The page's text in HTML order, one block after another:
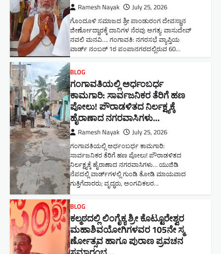
Ramesh Nayak July 25, 2026
ಗೊಂದೂಳಿ ಸಮಾಜದ ಶ್ರೀ ಪಾಂಡುರಂಗ ದೇವಸ್ಥಾನ
ಜೀರ್ಣೋದ್ಧಾರಕ್ಕೆ ದಾನಿಗಳ ನೆರವು ಅಗತ್ಯ: ವಾಸುದೇವ್
ನವಲಿ ಮನವಿ​…. ಗಂಗಾವತಿ: ​ನಗರಸಭೆ ವ್ಯಾಪ್ತಿಯ
ವಾರ್ಡ್ ನಂಬರ್ 1ರ ಪಂಪಾನಗರದಲ್ಲಿರುವ 60…
BLOG
ಗಂಗಾವತಿಯಲ್ಲಿ ಅರ್ಧಂಬರ್ಧ
ಕಾಮಗಾರಿ: ಸಾರ್ವಜನಿಕರ ತೆರಿಗೆ ಹಣ
ಪೋಲು! ಪೌರಾಡಳಿತದ ನಿರ್ಲಕ್ಷ್ಯಕ್ಕೆ
ಹೈರಾಣಾದ ನಗರವಾಸಿಗಳು​…
Ramesh Nayak July 25, 2026
ಗಂಗಾವತಿಯಲ್ಲಿ ಅರ್ಧಂಬರ್ಧ ಕಾಮಗಾರಿ:
ಸಾರ್ವಜನಿಕರ ತೆರಿಗೆ ಹಣ ಪೋಲು! ಪೌರಾಡಳಿತದ
ನಿರ್ಲಕ್ಷ್ಯಕ್ಕೆ ಹೈರಾಣಾದ ನಗರವಾಸಿಗಳು​… ಯುಜಿಡಿ
ನೆಪದಲ್ಲಿ ವಾರ್ಡ್‌ಗಳಲ್ಲಿ ಗುಂಡಿ ತೋಡಿ ಮಾಯವಾದ
ಗುತ್ತಿಗೆದಾರರು; ವೃದ್ಧರು, ಅಂಗವಿಕಲರ…
BLOG
ಕಲ್ಮಠದಲ್ಲಿ ಲಿಂಗೈಕ್ಯ ಶ್ರೀ ಕೊಟ್ಟೂರೇಶ್ವರ
ಮಹಾಶಿವಯೋಗಿಗಳವರ 105ನೇ ಸ್ಮ
ರ್ಣೋತ್ಸವ ಹಾಗೂ ಪುರಾಣ ಪ್ರವಚನ